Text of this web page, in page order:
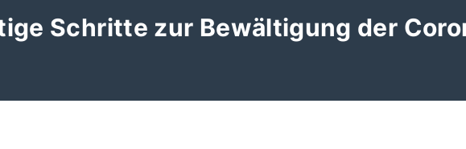
Schritte zur Bewältigung der